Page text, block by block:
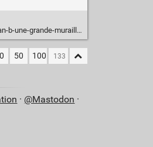
le-desert_6043785_3212.html
50 100
· @Mastodon ·